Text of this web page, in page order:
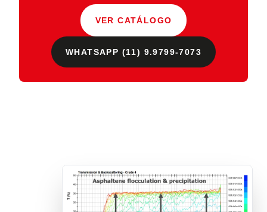
VER CATÁLOGO
WHATSAPP (11) 9.9799-7073